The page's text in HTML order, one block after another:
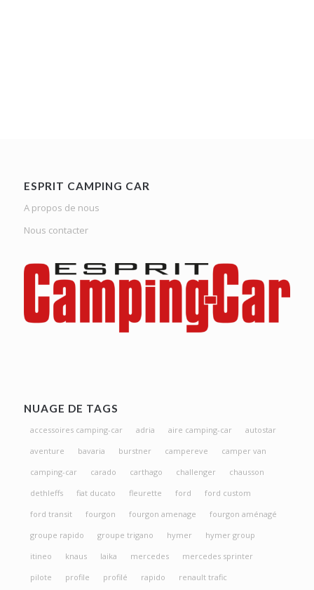
ESPRIT CAMPING CAR
A propos de nous
Nous contacter
NUAGE DE TAGS
accessoires camping-car adria aire camping-car
autostar
aventure
bavaria burstner campereve
camper van
camping-car
carado carthago challenger
chausson
dethleffs
fiat ducato fleurette ford
ford custom
ford transit
fourgon fourgon amenage
fourgon aménagé
groupe rapido
groupe trigano hymer
hymer group
itineo
knaus laika mercedes
mercedes sprinter
pilote
profile profilé rapido
renault trafic